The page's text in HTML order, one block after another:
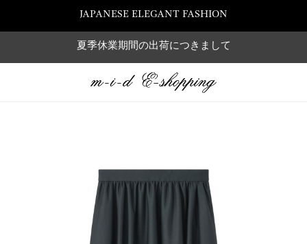
JAPANESE ELEGANT FASHION
夏季休業期間の出荷につきまして